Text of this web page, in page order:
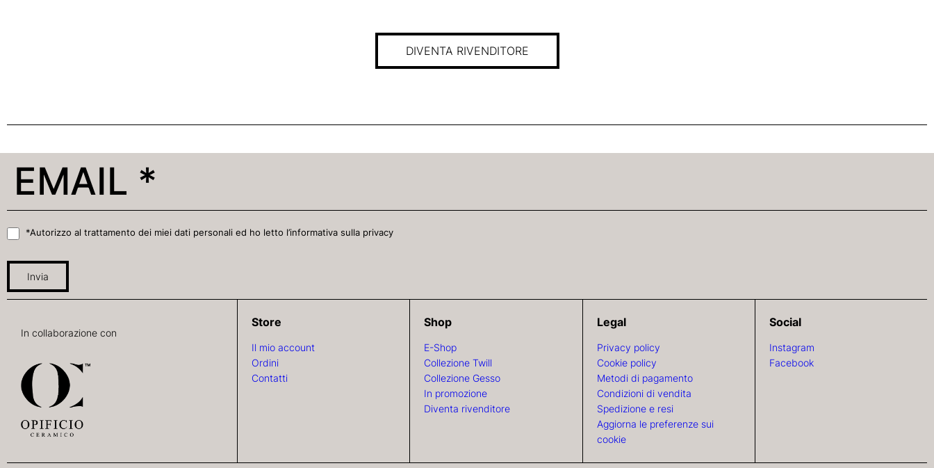
DIVENTA RIVENDITORE
*Autorizzo al trattamento dei miei dati personali ed ho letto l’informativa sulla privacy
Invia
In collaborazione con
Store
Il mio account
Ordini
Contatti
Shop
E-Shop
Collezione Twill
Collezione Gesso
In promozione
Diventa rivenditore
Legal
Privacy policy
Cookie policy
Metodi di pagamento
Condizioni di vendita
Spedizione e resi
Aggiorna le preferenze sui
cookie
Social
Instagram
Facebook